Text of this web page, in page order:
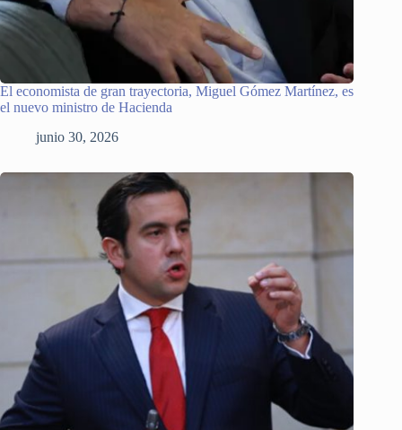
El economista de gran trayectoria, Miguel Gómez Martínez, es
el nuevo ministro de Hacienda
junio 30, 2026